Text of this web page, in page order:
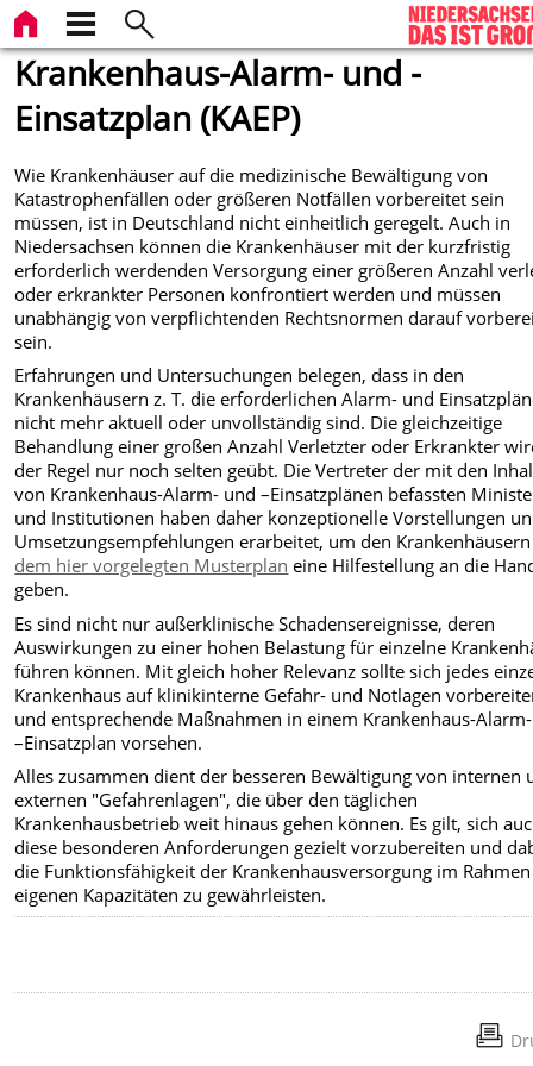
Krankenhaus-Alarm- und -
Einsatzplan (KAEP)
Wie Krankenhäuser auf die medizinische Bewältigung von
Katastrophenfällen oder größeren Notfällen vorbereitet sein
müssen, ist in Deutschland nicht einheitlich geregelt. Auch in
Niedersachsen können die Krankenhäuser mit der kurzfristig
erforderlich werdenden Versorgung einer größeren Anzahl
oder erkrankter Personen konfrontiert werden und müssen
unabhängig von verpflichtenden Rechtsnormen darauf
sein.
Erfahrungen und Untersuchungen belegen, dass in den
Krankenhäusern z. T. die erforderlichen Alarm- und
nicht mehr aktuell oder unvollständig sind. Die gleichzeitige
Behandlung einer großen Anzahl Verletzter oder Erkrankter
der Regel nur noch selten geübt. Die Vertreter der mit den
von Krankenhaus-Alarm- und –Einsatzplänen befassten
und Institutionen haben daher konzeptionelle Vorstellungen
Umsetzungsempfehlungen erarbeitet, um den
dem hier vorgelegten Musterplan eine Hilfestellung an die
geben.
Es sind nicht nur außerklinische Schadensereignisse, deren
Auswirkungen zu einer hohen Belastung für einzelne
führen können. Mit gleich hoher Relevanz sollte sich jedes
Krankenhaus auf klinikinterne Gefahr- und Notlagen
und entsprechende Maßnahmen in einem Krankenhaus-
–Einsatzplan vorsehen.
Alles zusammen dient der besseren Bewältigung von internen
externen "Gefahrenlagen", die über den täglichen
Krankenhausbetrieb weit hinaus gehen können. Es gilt, sich
diese besonderen Anforderungen gezielt vorzubereiten und
die Funktionsfähigkeit der Krankenhausversorgung im
eigenen Kapazitäten zu gewährleisten.